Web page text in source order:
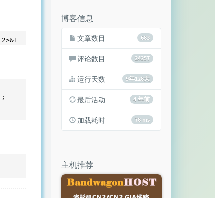
2>&1
博客信息
683
文章数目
24357
评论数目
9年128天
运行天数
4 年前
最后活动
78 ms
加载耗时
主机推荐